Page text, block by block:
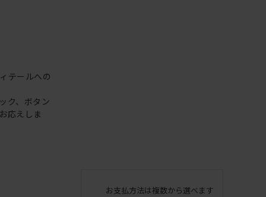
テールへの
ク、ボタン
応えしま
お支払方法は複数から選べます